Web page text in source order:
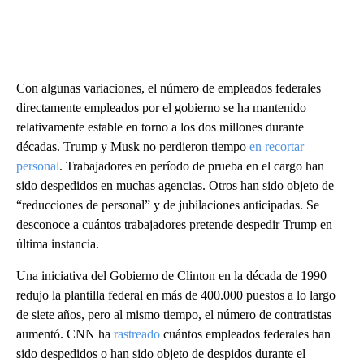
Con algunas variaciones, el número de empleados federales
directamente empleados por el gobierno se ha mantenido
relativamente estable en torno a los dos millones durante
décadas. Trump y Musk no perdieron tiempo en recortar
personal. Trabajadores en período de prueba en el cargo han
sido despedidos en muchas agencias. Otros han sido objeto de
“reducciones de personal” y de jubilaciones anticipadas. Se
desconoce a cuántos trabajadores pretende despedir Trump en
última instancia.
Una iniciativa del Gobierno de Clinton en la década de 1990
redujo la plantilla federal en más de 400.000 puestos a lo largo
de siete años, pero al mismo tiempo, el número de contratistas
aumentó. CNN ha rastreado cuántos empleados federales han
sido despedidos o han sido objeto de despidos durante el